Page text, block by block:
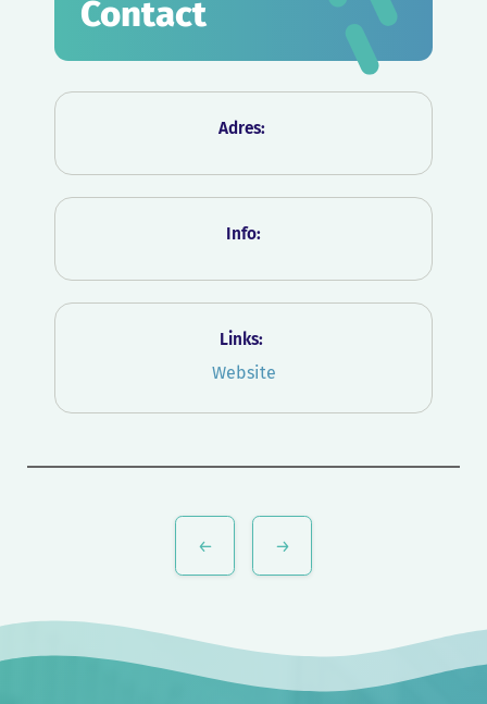
Contact
Adres:
Info:
Links:
Website